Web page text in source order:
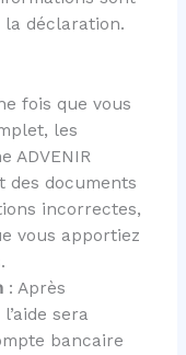
la déclaration.
fois que vous
les
ADVENIR
des documents
incorrectes,
vous apportiez
: Après
sera
bancaire